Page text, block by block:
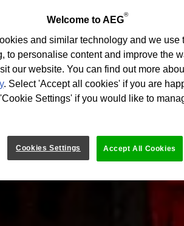
Welcome to AEG
®
and similar technology and we use
to personalise content and improve the
our website. You can find out more
. Select 'Accept all cookies' if you are
Settings' if you would like to
Cookies Settings Accept All Cookies